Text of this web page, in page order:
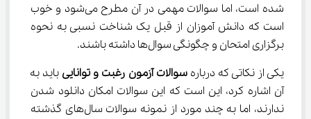
شده است، اما سوالات مهمی در آن مطرح می‌شود و خوب
است که دانش آموزان از قبل یک شناخت نسبی به نحوه
برگزاری امتحان و چگونگی سوال‌ها داشته باشند.
یکی از نکاتی که درباره سوالات آزمون رغبت و توانایی باید به
آن اشاره کرد، این است که این سوالات امکان دانلود شدن
ندارند، اما به چند مورد از نمونه سوالات سال‌های گذشته